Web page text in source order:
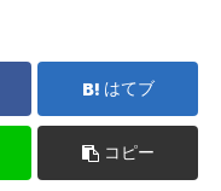
はてブ
コピー